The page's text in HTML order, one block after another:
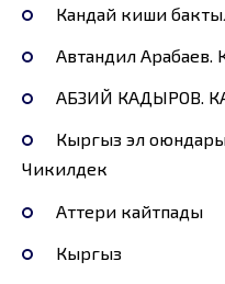
Кандай киши
Автандил Арабаев.
АБЗИЙ КАДЫРОВ.
Кыргыз эл
Чикилдек
Аттери кайтпады
Кыргыз